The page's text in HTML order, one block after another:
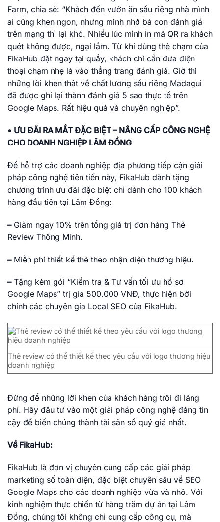
Farm, chia sẻ: “Khách đến vườn ăn sầu riêng nhà mình
ai cũng khen ngon, nhưng mình nhờ bà con đánh giá
trên mạng thì lại khó. Nhiều lúc mình in mã QR ra khách
quét không được, ngại lắm. Từ khi dùng thẻ chạm của
FikaHub đặt ngay tại quầy, khách chỉ cần đưa điện
thoại chạm nhẹ là vào thẳng trang đánh giá. Giờ thì
những lời khen thật về chất lượng sầu riêng Madagui
đã được ghi lại thành đánh giá 5 sao thực tế trên
Google Maps. Rất hiệu quả và chuyên nghiệp”.
• ƯU ĐÃI RA MẮT ĐẶC BIỆT – NÂNG CẤP CÔNG NGHỆ
CHO DOANH NGHIỆP LÂM ĐỒNG
Để hỗ trợ các doanh nghiệp địa phương tiếp cận giải
pháp công nghệ tiên tiến này, FikaHub dành tặng
chương trình ưu đãi đặc biệt chỉ dành cho 100 khách
hàng đầu tiên tại Lâm Đồng:
–Giảm ngay 10% trên tổng giá trị đơn hàng Thẻ
Review Thông Minh.
–Miễn phí thiết kế thẻ theo nhận diện thương hiệu.
–Tặng kèm gói “Kiểm tra & Tư vấn tối ưu hồ sơ
Google Maps” trị giá 500.000 VNĐ, thực hiện bởi
chính các chuyên gia Local SEO của FikaHub.
Thẻ review có thể thiết kế theo yêu cầu với logo thương hiệu
doanh nghiệp
Đừng để những lời khen của khách hàng trôi đi lãng
phí. Hãy đầu tư vào một giải pháp công nghệ đáng tin
cậy để biến chúng thành tài sản số quý giá nhất.
Về FikaHub:
FikaHub là đơn vị chuyên cung cấp các giải pháp
marketing số toàn diện, đặc biệt chuyên sâu về SEO
Google Maps cho các doanh nghiệp vừa và nhỏ. Với
kinh nghiệm thực chiến từ hàng trăm dự án tại Lâm
Đồng, chúng tôi không chỉ cung cấp công cụ, mà